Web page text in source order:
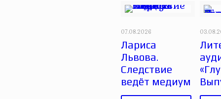
07.08.2026
Лариса
Львова.
Следствие
ведёт медиум